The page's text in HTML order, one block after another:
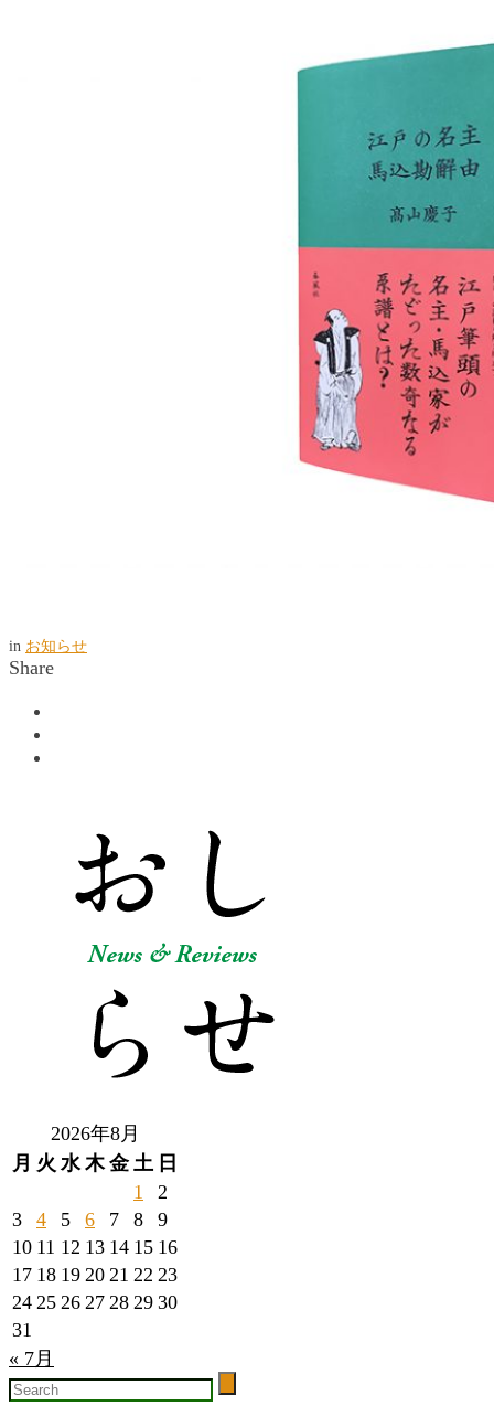
in お知らせ
Share
2026年8月
月 火 水 木 金 土 日
1
2
3
4 5 6 7 8
9
10 11 12 13 14 15 16
17 18 19 20 21 22 23
24 25 26 27 28 29 30
31
« 7月